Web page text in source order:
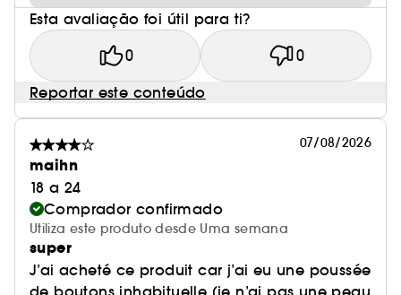
Esta avaliação foi útil para ti?
0 0
Reportar este conteúdo
07/08/2026
maihn
18 a 24
Comprador confirmado
Utiliza este produto desde Uma semana
super
J’ai acheté ce produit car j’ai eu une poussée
de boutons inhabituelle (je n’ai pas une peau